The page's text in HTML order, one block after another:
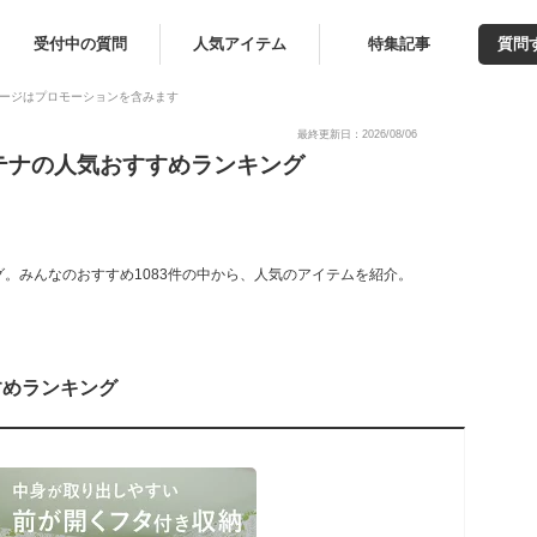
受付中の質問 人気アイテム 特集記事 質問
ジはプロモーションを含みます
最終更新日：2026/08/06
の人気おすすめランキング
みんなのおすすめ1083件の中から、人気のアイテムを紹介。
ランキング